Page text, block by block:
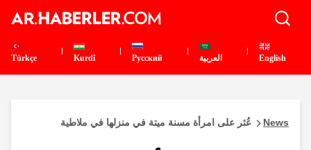
English العربية Pусский
Kurdî
Türkçe
News عُثر على امرأة مسنة ميتة في منزلها في ملاطية